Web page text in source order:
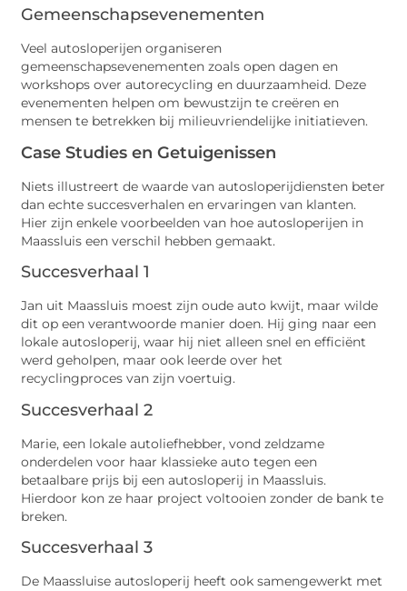
Gemeenschapsevenementen
Veel autosloperijen organiseren
gemeenschapsevenementen zoals open dagen en
workshops over autorecycling en duurzaamheid. Deze
evenementen helpen om bewustzijn te creëren en
mensen te betrekken bij milieuvriendelijke initiatieven.
Case Studies en Getuigenissen
Niets illustreert de waarde van autosloperijdiensten beter
dan echte succesverhalen en ervaringen van klanten.
Hier zijn enkele voorbeelden van hoe autosloperijen in
Maassluis een verschil hebben gemaakt.
Succesverhaal 1
Jan uit Maassluis moest zijn oude auto kwijt, maar wilde
dit op een verantwoorde manier doen. Hij ging naar een
lokale autosloperij, waar hij niet alleen snel en efficiënt
werd geholpen, maar ook leerde over het
recyclingproces van zijn voertuig.
Succesverhaal 2
Marie, een lokale autoliefhebber, vond zeldzame
onderdelen voor haar klassieke auto tegen een
betaalbare prijs bij een autosloperij in Maassluis.
Hierdoor kon ze haar project voltooien zonder de bank te
breken.
Succesverhaal 3
De Maassluise autosloperij heeft ook samengewerkt met